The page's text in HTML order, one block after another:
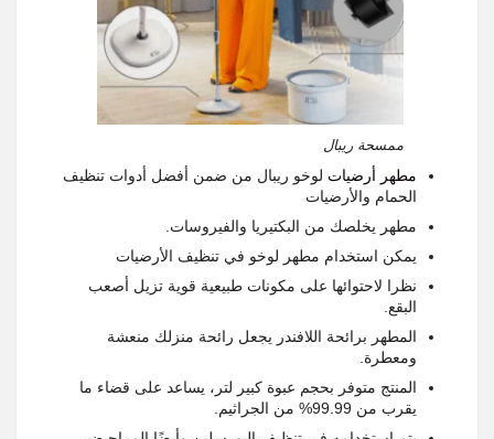
ممسحة ريبال
مطهر أرضيات لوخو ريبال من ضمن أفضل أدوات تنظيف
الحمام والأرضيات
مطهر يخلصك من البكتيريا والفيروسات.
يمكن استخدام مطهر لوخو في تنظيف الأرضيات
نظرا لاحتوائها على مكونات طبيعية قوية تزيل أصعب
البقع.
المطهر برائحة اللافندر يجعل رائحة منزلك منعشة
ومعطرة.
المنتج متوفر بحجم عبوة كبير لتر، يساعد على قضاء ما
يقرب من 99.99% من الجراثيم.